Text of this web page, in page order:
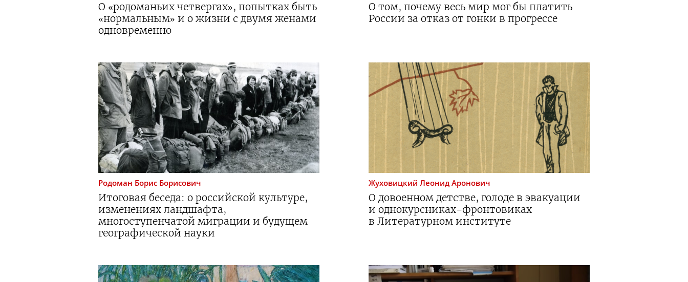
О «родоманьих четвергах», попытках быть
«нормальным» и о жизни с двумя женами
одновременно
О том, почему весь мир мог бы платить
России за отказ от гонки в прогрессе
Родоман Борис Борисович
Итоговая беседа: о российской культуре,
изменениях ландшафта,
многоступенчатой миграции и будущем
географической науки
Жуховицкий Леонид Аронович
О довоенном детстве, голоде в эвакуации
и однокурсниках-фронтовиках
в Литературном институте